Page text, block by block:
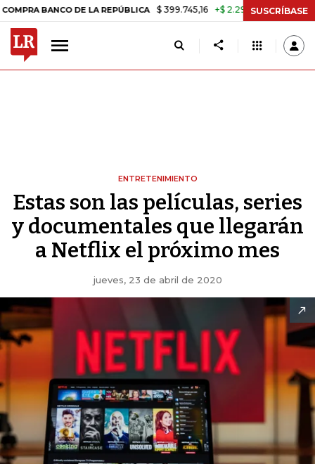
BANCO DE LA REPÚBLICA $ 399.745,16 +$ 2.295,71 +0,58% TASA
SUSCRÍBASE
ENTRETENIMIENTO
Estas son las películas, series
y documentales que llegarán
a Netflix el próximo mes
jueves, 23 de abril de 2020